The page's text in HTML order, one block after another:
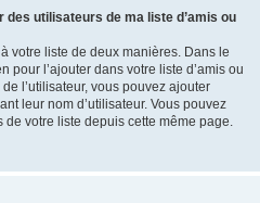
utilisateurs de ma liste d’amis ou
votre liste de deux manières. Dans le
pour l’ajouter dans votre liste d’amis ou
l’utilisateur, vous pouvez ajouter
leur nom d’utilisateur. Vous pouvez
votre liste depuis cette même page.